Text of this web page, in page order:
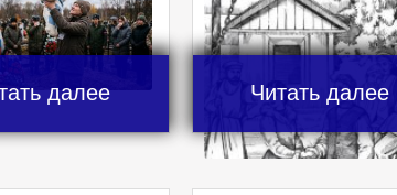
далее Читать далее